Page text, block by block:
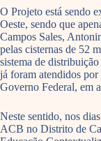
O Projeto está sendo
Oeste, sendo que
Campos Sales,
pelas cisternas de 52
sistema de
já foram atendidos
Governo Federal, em
Neste sentido, nos
ACB no Distrito de